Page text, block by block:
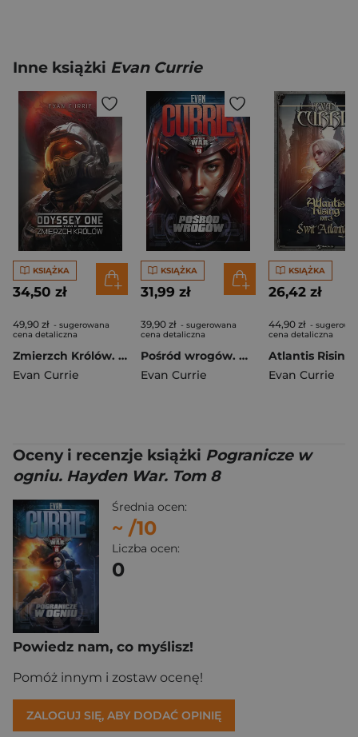
Inne książki Evan Currie
KSIĄŻKA
34,50 zł
49,90 zł - sugerowana
cena detaliczna
Zmierzch Królów. Odyssey One. Tom 8
Evan Currie
KSIĄŻKA
31,99 zł
39,90 zł - sugerowana
cena detaliczna
Pośród wrogów. Hayden War. Tom 9
Evan Currie
KSIĄŻKA
26,42 zł
44,90 zł -
cena detaliczna
Evan Currie
Oceny i recenzje książki Pogranicze w
ogniu. Hayden War. Tom 8
Średnia ocen:
~ /10
Liczba ocen:
0
Powiedz nam, co myślisz!
Pomóż innym i zostaw ocenę!
ZALOGUJ SIĘ, ABY DODAĆ OPINIĘ